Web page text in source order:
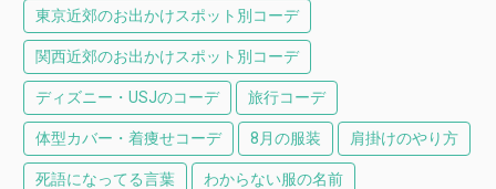
東京近郊のお出かけスポット別コーデ
関西近郊のお出かけスポット別コーデ
ディズニー・USJのコーデ 旅行コーデ
体型カバー・着痩せコーデ 8月の服装 肩掛けのやり方
死語になってる言葉 わからない服の名前